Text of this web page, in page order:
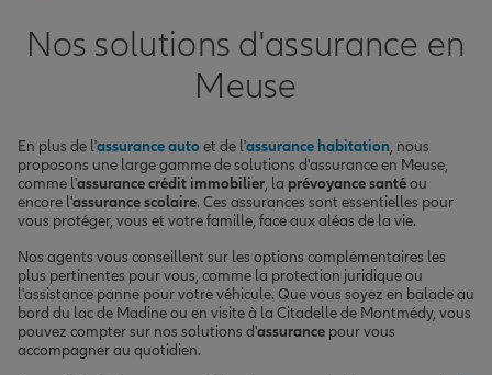
Nos solutions d'assurance en
Meuse
En plus de l'assurance autoet de l'assurance habitation, nous
proposons une large gamme de solutions d'assurance en Meuse,
comme l'assurance crédit immobilier, la prévoyance santéou
encore l'assurance scolaire. Ces assurances sont essentielles pour
vous protéger, vous et votre famille, face aux aléas de la vie.
Nos agents vous conseillent sur les options complémentaires les
plus pertinentes pour vous, comme la protection juridique ou
l'assistance panne pour votre véhicule. Que vous soyez en balade au
bord du lac de Madine ou en visite à la Citadelle de Montmédy, vous
pouvez compter sur nos solutions d'assurance pour vous
accompagner au quotidien.